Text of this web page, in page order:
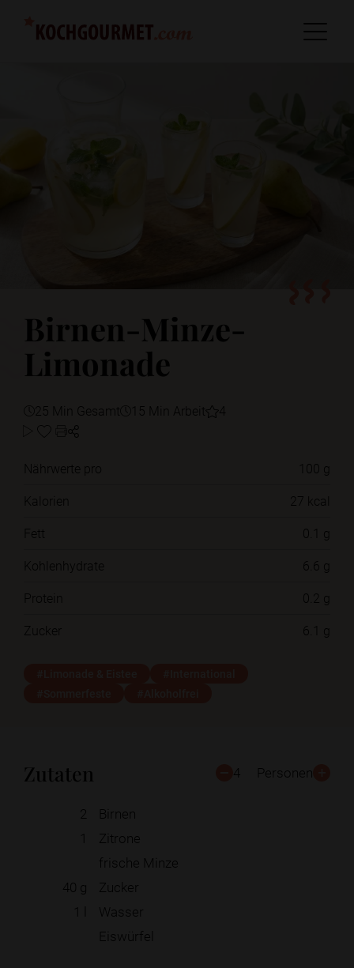
Birnen-Minze-
Limonade
25 Min Gesamt 15 Min Arbeit 4
Nährwerte pro
100 g
Kalorien
27 kcal
Fett
0.1 g
Kohlenhydrate
6.6 g
Protein
0.2 g
Zucker
6.1 g
Zutaten 4 Personen
2
Birnen
1
Zitrone
frische Minze
40 g
Zucker
1
Wasser
Eiswürfel